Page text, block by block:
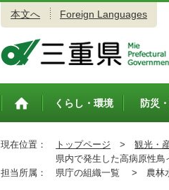
本文へ Foreign Languages
トップペ
くらし・環境 防災
現在位置： トップページ > 観光・
県内で発生した高病原性鳥
担当所属：
県庁の組織一覧 > 農林